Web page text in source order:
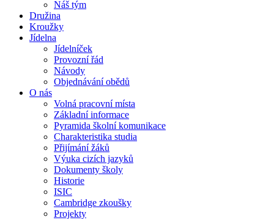
Náš tým
Družina
Kroužky
Jídelna
Jídelníček
Provozní řád
Návody
Objednávání obědů
O nás
Volná pracovní místa
Základní informace
Pyramida školní komunikace
Charakteristika studia
Přijímání žáků
Výuka cizích jazyků
Dokumenty školy
Historie
ISIC
Cambridge zkoušky
Projekty